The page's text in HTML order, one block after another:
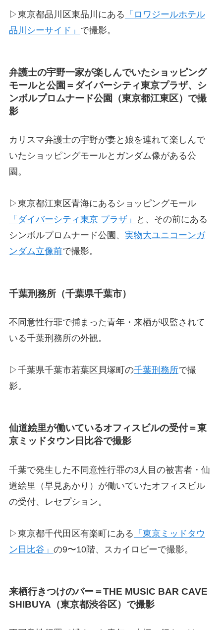
▷東京都品川区東品川にある 「ロワジールホテル
品川シーサイド」 で撮影。
弁護士の宇野一家が楽しんでいたショッピング
モールと公園＝ダイバーシティ東京プラザ、シ
ンボルプロムナード公園（東京都江東区）で撮
影
カリスマ弁護士の宇野が妻と娘を連れて楽しんで
いたショッピングモールとガンダム像がある公
園。
▷東京都江東区青海にあるショッピングモール
「ダイバーシティ東京 プラザ」
と、その前にある
シンボルプロムナード公園、 実物大ユニコーンガ
ンダム立像前で撮影。
千葉刑務所（千葉県千葉市）
不同意性行罪で捕まった青年・来栖が収監されて
いる千葉刑務所の外観。
▷千葉県千葉市若葉区貝塚町の千葉刑務所で撮
影。
仙道絵里が働いているオフィスビルの受付＝東
京ミッドタウン日比谷で撮影
千葉で発生した不同意性行罪の3人目の被害者・仙
道絵里（早見あかり）が働いていたオフィスビル
の受付、レセプション。
▷東京都千代田区有楽町にある 「東京ミッドタウ
ン日比谷」 の9〜10階、スカイロビーで撮影。
来栖行きつけのバー＝THE MUSIC BAR CAVE
SHIBUYA（東京都渋谷区）で撮影